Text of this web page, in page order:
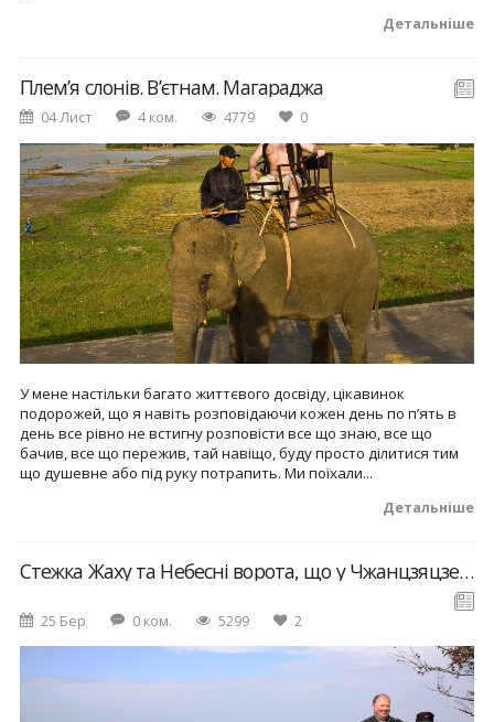
Детальніше
Плем’я слонів. В’єтнам. Магараджа
04 Лист 4 ком. 4779 0
У мене настільки багато життєвого досвіду, цікавинок
подорожей, що я навіть розповідаючи кожен день по п’ять в
день все рівно не встигну розповісти все що знаю, все що
бачив, все що пережив, тай навіщо, буду просто ділитися тим
що душевне або під руку потрапить. Ми поїхали...
Детальніше
Стежка Жаху та Небесні ворота, що у Чжанцзяцзе (Китай).
25 Бер 0 ком. 5299 2